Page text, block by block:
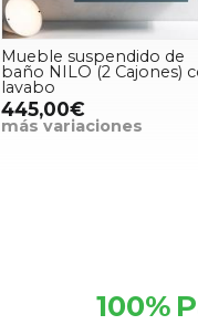
Mueble suspendido de
baño NILO (2 Cajones)
lavabo
445,00€
más variaciones
100%